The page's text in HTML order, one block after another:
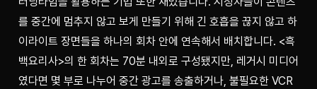
를 중간에 멈추지 않고 보게 만들기 위해 긴 호흡을 끊지 않고 하
이라이트 장면들을 하나의 회차 안에 연속해서 배치합니다. <흑
백요리사>의 한 회차는 70분 내외로 구성됐지만, 레거시 미디어
였다면 몇 부로 나누어 중간 광고를 송출하거나, 불필요한 VCR